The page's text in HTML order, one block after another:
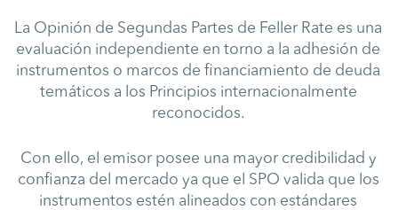
La Opinión de Segundas Partes de Feller Rate es una
evaluación independiente en torno a la adhesión de
instrumentos o marcos de financiamiento de deuda
temáticos a los Principios internacionalmente
reconocidos.
Con ello, el emisor posee una mayor credibilidad y
confianza del mercado ya que el SPO valida que los
instrumentos estén alineados con estándares